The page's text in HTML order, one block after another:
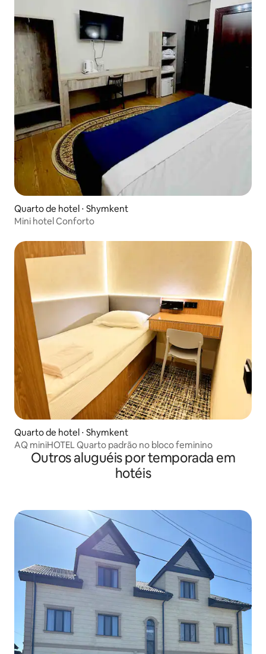
Quarto de hotel ⋅ Shymkent
Mini hotel Conforto
Quarto de hotel ⋅ Shymkent
AQ miniHOTEL Quarto padrão no bloco feminino
Outros aluguéis por temporada em
hotéis